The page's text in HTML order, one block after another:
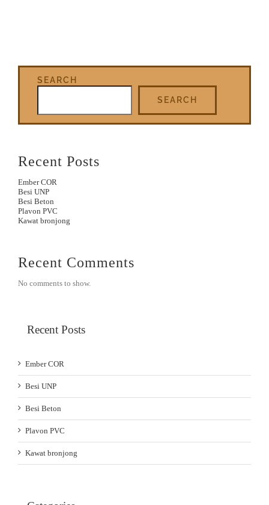
SEARCH
SEARCH
Recent Posts
Ember COR
Besi UNP
Besi Beton
Plavon PVC
Kawat bronjong
Recent Comments
No comments to show.
Recent Posts
Ember COR
Besi UNP
Besi Beton
Plavon PVC
Kawat bronjong